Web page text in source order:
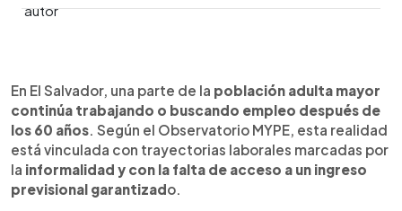
► Escuchar artículo
La falta de acceso a una pensión mantiene a
parte de la población adulta mayor vinculada al
trabajo en El Salvador. Según el Observatorio
MYPE, el 22.9% de las personas mayores de 60
años trabaja o busca empleo, y seis de cada diez
lo hacen en el sector MYPE. El informe relaciona
esta situación con la informalidad laboral, la baja
En El Salvador, una parte de la población adulta mayor
continúa trabajando o buscando empleo después de
los 60 años. Según el Observatorio MYPE, esta realidad
está vinculada con trayectorias laborales marcadas por
la informalidad y con la falta de acceso a un ingreso
previsional garantizado.